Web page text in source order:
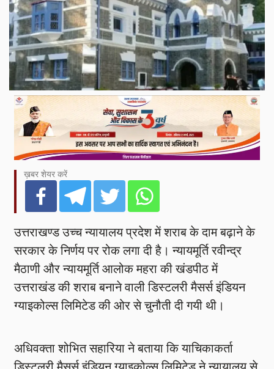
ख़बर शेयर करें
उत्तराखण्ड उच्च न्यायालय प्रदेश में शराब के दाम बढ़ाने के
सरकार के निर्णय पर रोक लगा दी है। न्यायमूर्ति रवीन्द्र
मैठाणी और न्यायमूर्ति आलोक महरा की खंडपीठ में
उत्तराखंड की शराब बनाने वाली डिस्टलरी मैसर्स इंडियन
ग्याइकोल्स लिमिटेड की ओर से चुनौती दी गयी थी।
अधिवक्ता शोभित सहारिया ने बताया कि याचिकाकर्ता